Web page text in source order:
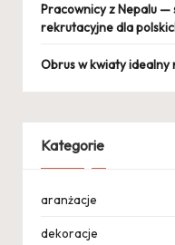
Pracownicy z Nepalu
rekrutacyjne dla
Obrus w kwiaty idealny
Kategorie
aranżacje
dekoracje